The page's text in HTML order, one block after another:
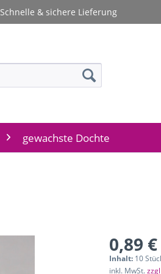
Schnelle & sichere Lieferung
gewachste Dochte
0,89
Inhalt: 10
inkl. MwSt.